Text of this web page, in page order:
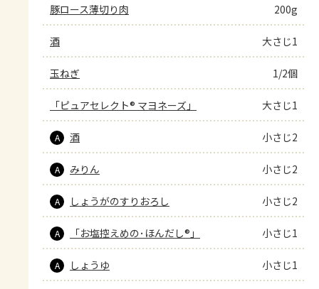
豚ロース薄切り肉 200g
酒 大さじ1
玉ねぎ 1/2個
「ピュアセレクト® マヨネーズ」 大さじ1
A 酒 小さじ2
A みりん 小さじ2
A しょうがのすりおろし 小さじ2
A 「お塩控えめの･ほんだし®」 小さじ1
A しょうゆ 小さじ1